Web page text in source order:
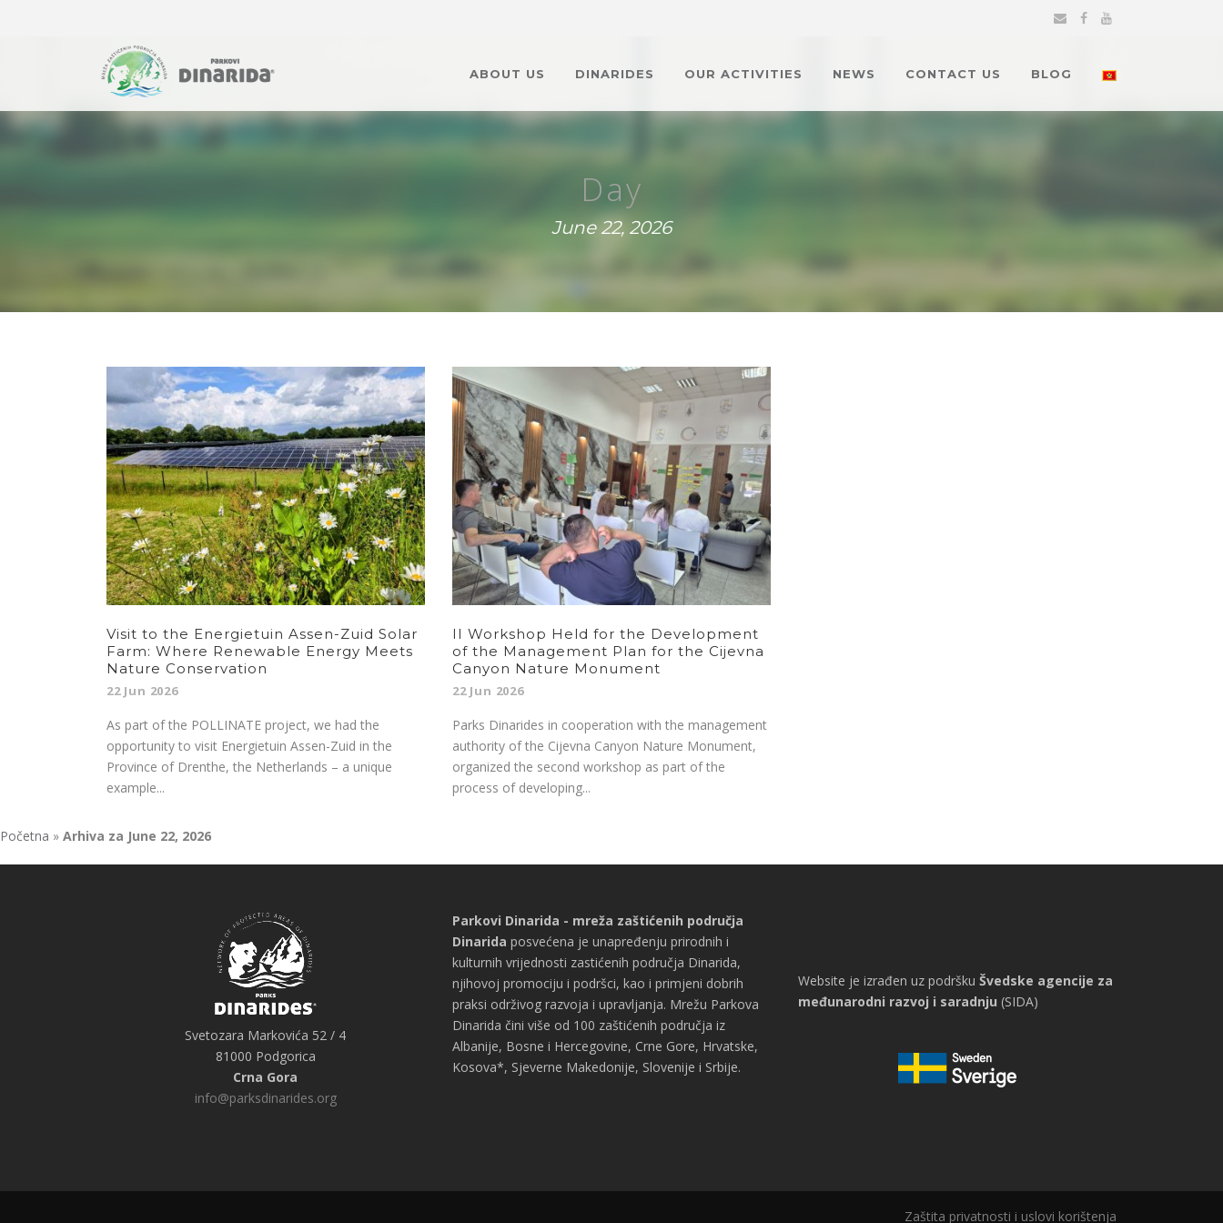
ABOUT US DINARIDES OUR ACTIVITIES NEWS CONTACT US BLOG
Day
June 22, 2026
Visit to the Energietuin Assen-Zuid Solar
Farm: Where Renewable Energy Meets
Nature Conservation
22 Jun 2026
As part of the POLLINATE project, we had the
opportunity to visit Energietuin Assen-Zuid in the
Province of Drenthe, the Netherlands – a unique
example...
II Workshop Held for the Development
of the Management Plan for the Cijevna
Canyon Nature Monument
22 Jun 2026
Parks Dinarides in cooperation with the management
authority of the Cijevna Canyon Nature Monument,
organized the second workshop as part of the
process of developing...
Početna » Arhiva za June 22, 2026
Svetozara Markovića 52 / 4
81000 Podgorica
Crna Gora
info@parksdinarides.org
Parkovi Dinarida - mreža zaštićenih područja
Dinarida posvećena je unapređenju prirodnih i
kulturnih vrijednosti zastićenih područja Dinarida,
njihovoj promociju i podršci, kao i primjeni dobrih
praksi održivog razvoja i upravljanja. Mrežu Parkova
Dinarida čini više od 100 zaštićenih područja iz
Albanije, Bosne i Hercegovine, Crne Gore, Hrvatske,
Kosova*, Sjeverne Makedonije, Slovenije i Srbije.
Website je izrađen uz podršku Švedske agencije za
međunarodni razvoj i saradnju (SIDA)
Zaštita privatnosti i uslovi korištenja